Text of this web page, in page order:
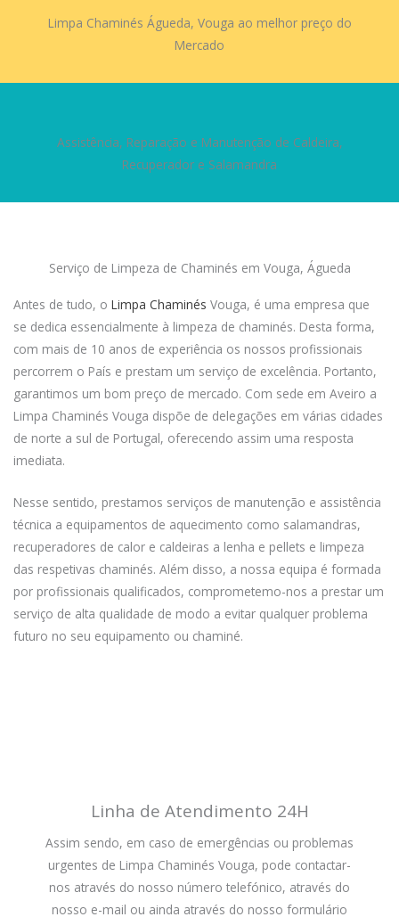
Limpa Chaminés Águeda, Vouga ao melhor preço do
Mercado
Assistência, Reparação e Manutenção de Caldeira,
Recuperador e Salamandra
Serviço de Limpeza de Chaminés em Vouga, Águeda
Antes de tudo, o Limpa Chaminés Vouga, é uma empresa que
se dedica essencialmente à limpeza de chaminés. Desta forma,
com mais de 10 anos de experiência os nossos profissionais
percorrem o País e prestam um serviço de excelência. Portanto,
garantimos um bom preço de mercado. Com sede em Aveiro a
Limpa Chaminés Vouga dispõe de delegações em várias cidades
de norte a sul de Portugal, oferecendo assim uma resposta
imediata.
Nesse sentido, prestamos serviços de manutenção e assistência
técnica a equipamentos de aquecimento como salamandras,
recuperadores de calor e caldeiras a lenha e pellets e limpeza
das respetivas chaminés. Além disso, a nossa equipa é formada
por profissionais qualificados, comprometemo-nos a prestar um
serviço de alta qualidade de modo a evitar qualquer problema
futuro no seu equipamento ou chaminé.
Linha de Atendimento 24H
Assim sendo, em caso de emergências ou problemas
urgentes de Limpa Chaminés Vouga, pode contactar-
nos através do nosso número telefónico, através do
nosso e-mail ou ainda através do nosso formulário